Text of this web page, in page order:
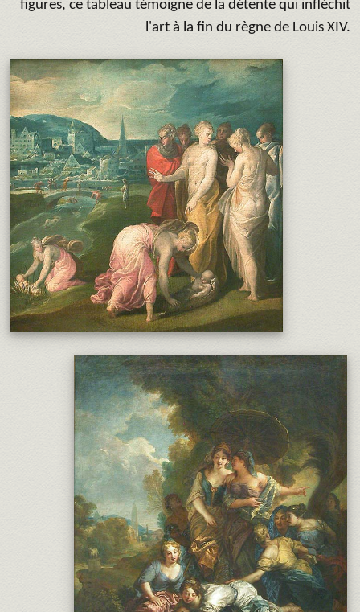
figures, ce tableau témoigne de la détente qui infléchit
l'art à la fin du règne de Louis XIV.